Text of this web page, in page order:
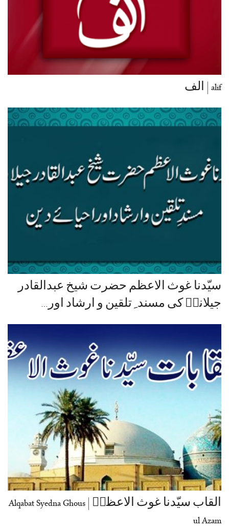
alif | الف
سیّدنا غوث الاعظم حضرت شیخ عبدالقادر
جیلانیؓ کی مسند ِ تلقین و ارشاد اور…
القاب سیّدنا غوث الاعظمؓ | Alqabat Syedna Ghous
ul Azam